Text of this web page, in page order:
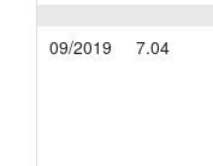
09/2019 7.04